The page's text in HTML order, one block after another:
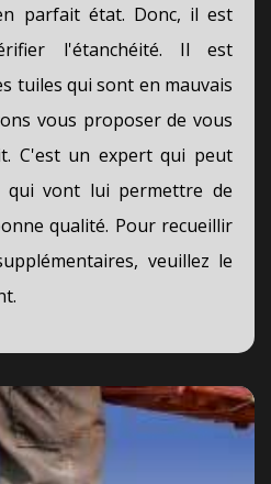
parfait état. Donc, il est
l'étanchéité. Il est
tuiles qui sont en mauvais
vous proposer de vous
C'est un expert qui peut
qui vont lui permettre de
qualité. Pour recueillir
veuillez le